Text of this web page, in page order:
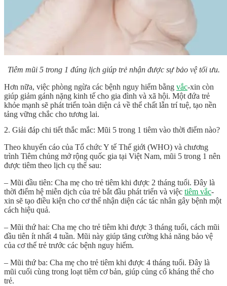
Tiêm mũi 5 trong 1 đúng lịch giúp trẻ nhận được sự bảo vệ tối ưu.
Hơn nữa, việc phòng ngừa các bệnh nguy hiểm bằng vắc-xin còn
giúp giảm gánh nặng kinh tế cho gia đình và xã hội. Một đứa trẻ
khỏe mạnh sẽ phát triển toàn diện cả về thể chất lẫn trí tuệ, tạo nền
tảng vững chắc cho tương lai.
2. Giải đáp chi tiết thắc mắc: Mũi 5 trong 1 tiêm vào thời điểm nào?
Theo khuyến cáo của Tổ chức Y tế Thế giới (WHO) và chương
trình Tiêm chủng mở rộng quốc gia tại Việt Nam, mũi 5 trong 1 nên
được tiêm theo lịch cụ thể sau:
– Mũi đầu tiên: Cha mẹ cho trẻ tiêm khi được 2 tháng tuổi. Đây là
thời điểm hệ miễn dịch của trẻ bắt đầu phát triển và việc tiêm vắc-
xin sẽ tạo điều kiện cho cơ thể nhận diện các tác nhân gây bệnh một
cách hiệu quả.
– Mũi thứ hai: Cha mẹ cho trẻ tiêm khi được 3 tháng tuổi, cách mũi
đầu tiên ít nhất 4 tuần. Mũi này giúp tăng cường khả năng bảo vệ
của cơ thể trẻ trước các bệnh nguy hiểm.
– Mũi thứ ba: Cha mẹ cho trẻ tiêm khi được 4 tháng tuổi. Đây là
mũi cuối cùng trong loạt tiêm cơ bản, giúp củng cố kháng thể cho
trẻ.